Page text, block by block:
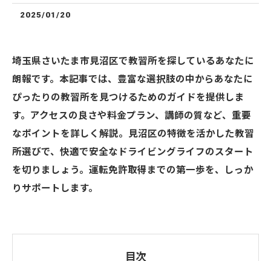
2025/01/20
埼玉県さいたま市見沼区で教習所を探しているあなたに
朗報です。本記事では、豊富な選択肢の中からあなたに
ぴったりの教習所を見つけるためのガイドを提供しま
す。アクセスの良さや料金プラン、講師の質など、重要
なポイントを詳しく解説。見沼区の特徴を活かした教習
所選びで、快適で安全なドライビングライフのスタート
を切りましょう。運転免許取得までの第一歩を、しっか
りサポートします。
目次